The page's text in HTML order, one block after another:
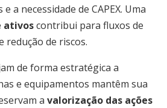
a necessidade de CAPEX. Uma
ativoscontribui para fluxos de
redução de riscos.
de forma estratégica a
e equipamentos mantêm sua
a valorização das ações